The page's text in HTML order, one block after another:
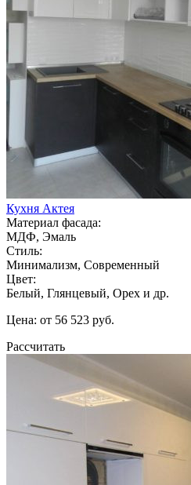
Кухня Актея
Материал фасада:
МДФ, Эмаль
Стиль:
Минимализм, Современный
Цвет:
Белый, Глянцевый, Орех и др.
Цена: от 56 523 руб.
Рассчитать